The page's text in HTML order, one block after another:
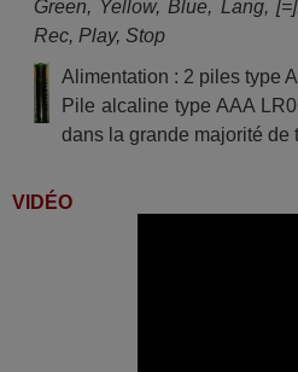
Sedea SF 4100
Sedea ST 5100 HD-
TNTSAT Digitronic
HD MK 2
Technical 10099831
(TN70PVRHD)
(TK30FHD02B)
Green, Yellow, Blue, Lang,
Rec, Play, Stop
Alimentation : 2 piles type
Pile alcaline type AAA
dans la grande majorité de
VIDÉO